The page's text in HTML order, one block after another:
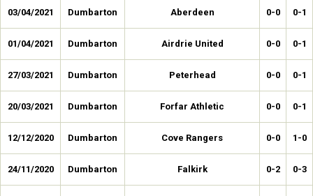
03/04/2021 Dumbarton Aberdeen 0-0 0-1
01/04/2021 Dumbarton Airdrie United 0-0 0-1
27/03/2021 Dumbarton Peterhead 0-0 0-1
20/03/2021 Dumbarton Forfar Athletic 0-0 0-1
12/12/2020 Dumbarton Cove Rangers 0-0 1-0
24/11/2020 Dumbarton Falkirk 0-2 0-3